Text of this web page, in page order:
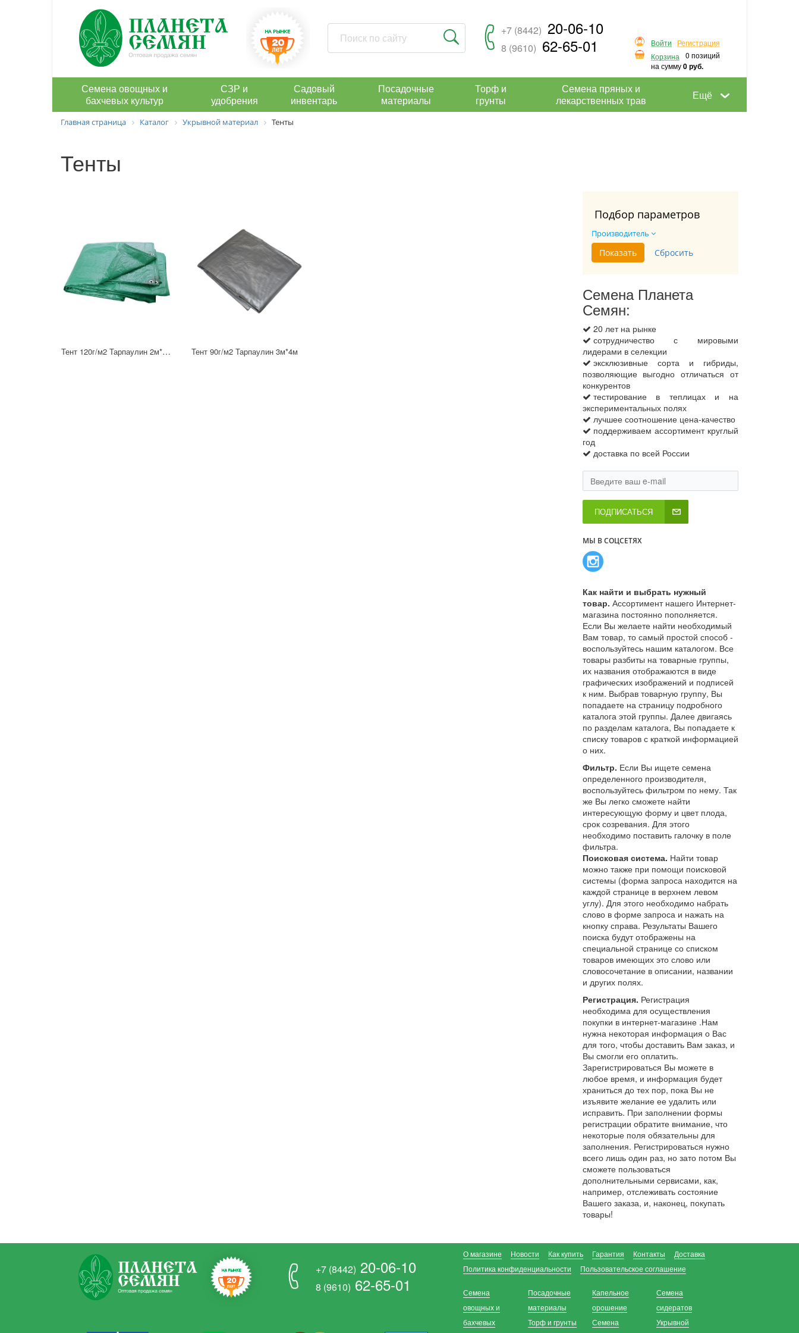
+7 (8442) 20-06-10
8 (9610) 62-65-01 Войти
Регистрация
Корзина
0 позиций
на сумму0 руб.
Семена овощных и
бахчевых культур
СЗР и
удобрения
Садовый
инвентарь
Посадочные
материалы
Торф и
грунты
Семена пряных и
лекарственных трав
Ещё
Главная страница Каталог Укрывной материал Тенты
Тенты
Подбор параметров
Производитель
Семена Планета
Семян:
20 лет на рынке
сотрудничество с мировыми
лидерами в селекции
эксклюзивные сорта и гибриды,
позволяющие выгодно отличаться от
конкурентов
тестирование в теплицах и на
экспериментальных полях
лучшее соотношение цена-качество
поддерживаем ассортимент круглый
год
доставка по всей России
ПОДПИСАТЬСЯ
МЫ В СОЦСЕТЯХ
Как найти и выбрать нужный
товар. Ассортимент нашего Интернет-
магазина постоянно пополняется.
Если Вы желаете найти необходимый
Вам товар, то самый простой способ -
воспользуйтесь нашим каталогом. Все
товары разбиты на товарные группы,
их названия отображаются в виде
графических изображений и подписей
к ним. Выбрав товарную группу, Вы
попадаете на страницу подробного
каталога этой группы. Далее двигаясь
по разделам каталога, Вы попадаете к
списку товаров с краткой информацией
о них.
Фильтр. Если Вы ищете семена
определенного производителя,
воспользуйтесь фильтром по нему. Так
же Вы легко сможете найти
интересующую форму и цвет плода,
срок созревания. Для этого
необходимо поставить галочку в поле
фильтра.
Поисковая система. Найти товар
можно также при помощи поисковой
системы (форма запроса находится на
каждой странице в верхнем левом
углу). Для этого необходимо набрать
слово в форме запроса и нажать на
кнопку справа. Результаты Вашего
поиска будут отображены на
специальной странице со списком
товаров имеющих это слово или
словосочетание в описании, названии
и других полях.
Регистрация. Регистрация
необходима для осуществления
покупки в интернет-магазине .Нам
нужна некоторая информация о Вас
для того, чтобы доставить Вам заказ, и
Вы смогли его оплатить.
Зарегистрироваться Вы можете в
любое время, и информация будет
храниться до тех пор, пока Вы не
изъявите желание ее удалить или
исправить. При заполнении формы
регистрации обратите внимание, что
некоторые поля обязательны для
заполнения. Регистрироваться нужно
всего лишь один раз, но зато потом Вы
сможете пользоваться
дополнительными сервисами, как,
например, отслеживать состояние
Вашего заказа, и, наконец, покупать
товары!
Тент 120г/м2 Тарпаулин 2м*3м зеленый Тент 90г/м2 Тарпаулин 3м*4м
+7 (8442) 20-06-10
8 (9610) 62-65-01
О магазине Новости Как купить Гарантия Контакты
Доставка
Политика конфиденциальности
Пользовательское соглашение
Семена
овощных и
бахчевых
Посадочные
материалы
Торф и грунты
Капельное
орошение
Семена
Семена
сидератов
Укрывной